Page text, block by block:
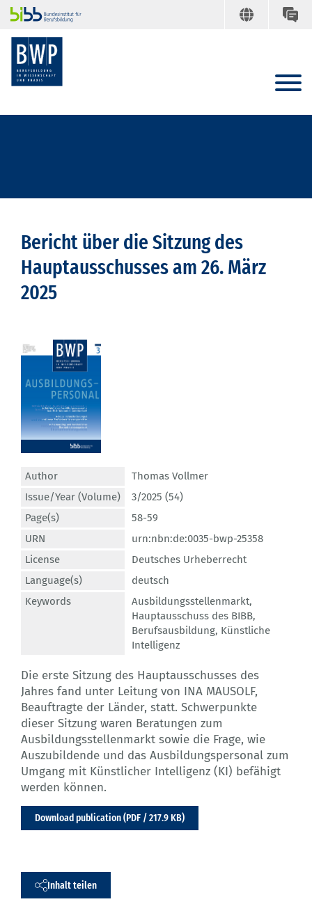
Bericht über die Sitzung des
Hauptausschusses am 26. März
2025
Author
Thomas Vollmer
Issue/Year (Volume)
3/2025 (54)
Page(s)
58-59
URN
urn:nbn:de:0035-bwp-25358
License
Deutsches Urheberrecht
Language(s)
deutsch
Keywords
Ausbildungsstellenmarkt,
Hauptausschuss des BIBB,
Berufsausbildung, Künstliche
Intelligenz
Die erste Sitzung des Hauptausschusses des
Jahres fand unter Leitung von INA MAUSOLF,
Beauftragte der Länder, statt. Schwerpunkte
dieser Sitzung waren Beratungen zum
Ausbildungsstellenmarkt sowie die Frage, wie
Auszubildende und das Ausbildungspersonal zum
Umgang mit Künstlicher Intelligenz (KI) befähigt
werden können.
Download publication (PDF / 217.9 KB)
Inhalt teilen